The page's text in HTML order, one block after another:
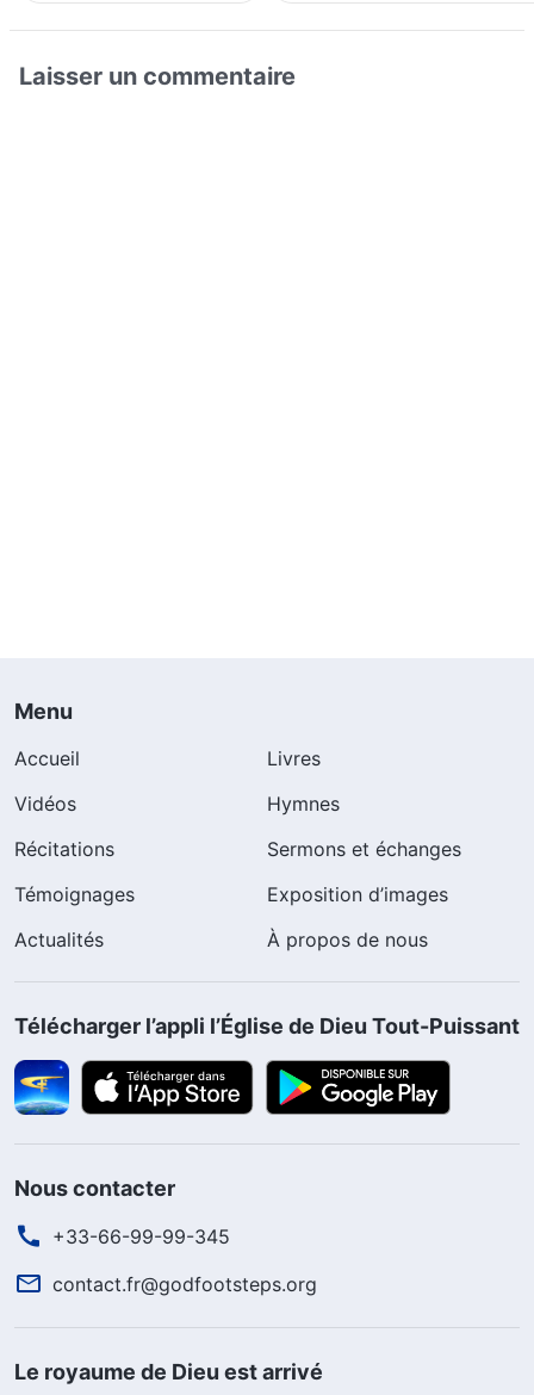
Laisser un commentaire
Menu
Accueil
Livres
Vidéos
Hymnes
Récitations
Sermons et échanges
Témoignages
Exposition d’images
Actualités
À propos de nous
Télécharger l’appli l’Église de Dieu Tout-Puissant
Nous contacter
+33-66-99-99-345
contact.fr@godfootsteps.org
Le royaume de Dieu est arrivé